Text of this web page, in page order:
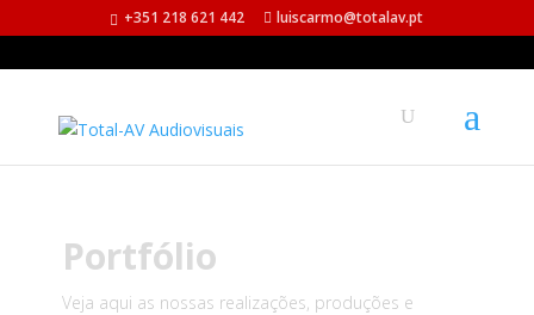
+351 218 621 442 luiscarmo@totalav.pt
Portfólio
Veja aqui as nossas realizações, produções e